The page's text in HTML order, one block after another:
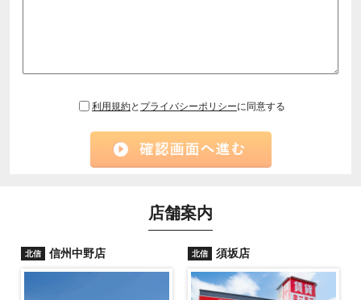
利用規約と プライバシーポリシーに同意する
店舗案内
北信 信州中野店 北信 須坂店